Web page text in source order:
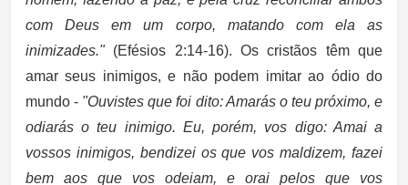
com Deus em um corpo, matando com ela as
inimizades." (Efésios 2:14-16). Os cristãos têm que
amar seus inimigos, e não podem imitar ao ódio do
mundo - "Ouvistes que foi dito: Amarás o teu próximo, e
odiarás o teu inimigo. Eu, porém, vos digo: Amai a
vossos inimigos, bendizei os que vos maldizem, fazei
bem aos que vos odeiam, e orai pelos que vos